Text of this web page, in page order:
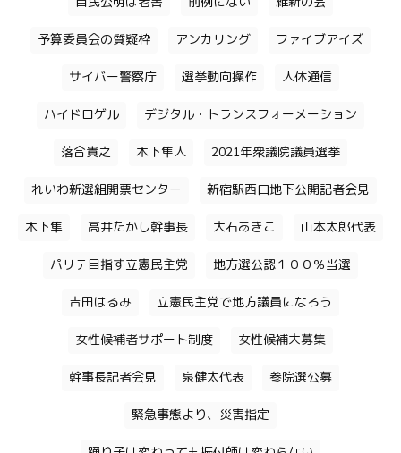
予算委員会の質疑枠 アンカリング ファイブアイズ
サイバー警察庁 選挙動向操作 人体通信
ハイドロゲル デジタル・トランスフォーメーション
落合貴之 木下隼人 2021年衆議院議員選挙
れいわ新選組開票センター 新宿駅西口地下公開記者会見
木下隼 高井たかし幹事長 大石あきこ 山本太郎代表
パリテ目指す立憲民主党 地方選公認１００％当選
吉田はるみ 立憲民主党で地方議員になろう
女性候補者サポート制度 女性候補大募集
幹事長記者会見 泉健太代表 参院選公募
緊急事態より、災害指定